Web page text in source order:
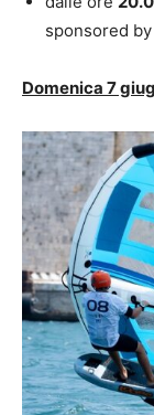
sponsored by
Domenica 7